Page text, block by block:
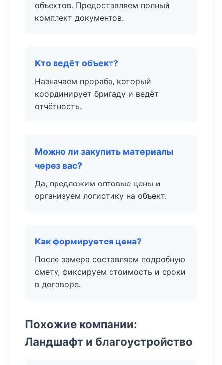
объектов. Предоставляем полный
комплект документов.
Кто ведёт объект?
Назначаем прораба, который
координирует бригаду и ведёт
отчётность.
Можно ли закупить материалы
через вас?
Да, предложим оптовые цены и
организуем логистику на объект.
Как формируется цена?
После замера составляем подробную
смету, фиксируем стоимость и сроки
в договоре.
Похожие компании:
Ландшафт и благоустройство